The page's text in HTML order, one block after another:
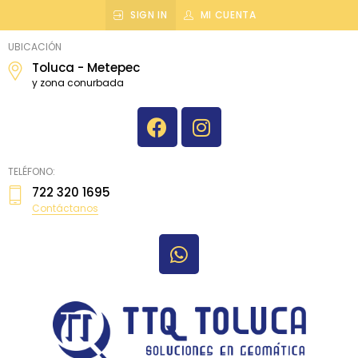
SIGN IN MI CUENTA
topografiatoluca
UBICACIÓN
Toluca - Metepec
y zona conurbada
TELÉFONO:
722 320 1695
Contáctanos